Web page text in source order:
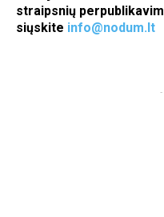
straipsnių
siųskite info@nodum.lt
-